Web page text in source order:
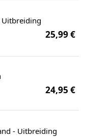
Uitbreiding
25,99 €
24,95 €
- Uitbreiding